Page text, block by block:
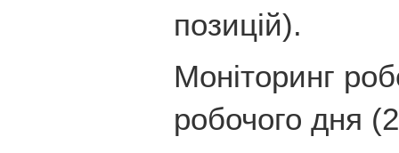
позицій).
Моніторинг
робочого дня